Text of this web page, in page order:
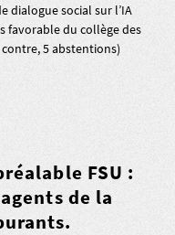
dialogue social sur l’IA
favorable du collège des
5 abstentions)
FSU :
de la